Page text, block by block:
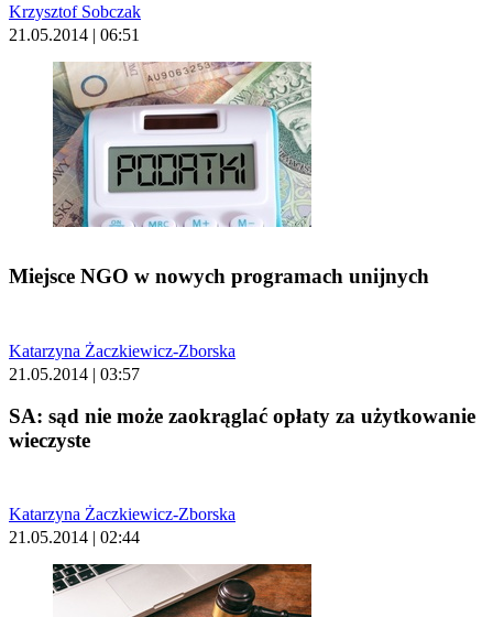
Krzysztof Sobczak
21.05.2014 | 06:51
Miejsce NGO w nowych programach unijnych
Katarzyna Żaczkiewicz-Zborska
21.05.2014 | 03:57
SA: sąd nie może zaokrąglać opłaty za użytkowanie
wieczyste
Katarzyna Żaczkiewicz-Zborska
21.05.2014 | 02:44